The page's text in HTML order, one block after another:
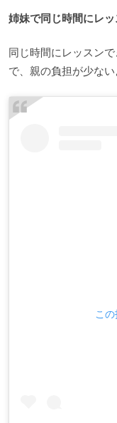
姉妹で同じ時間にレ
同じ時間にレッスン
で、親の負担が少ない
こ